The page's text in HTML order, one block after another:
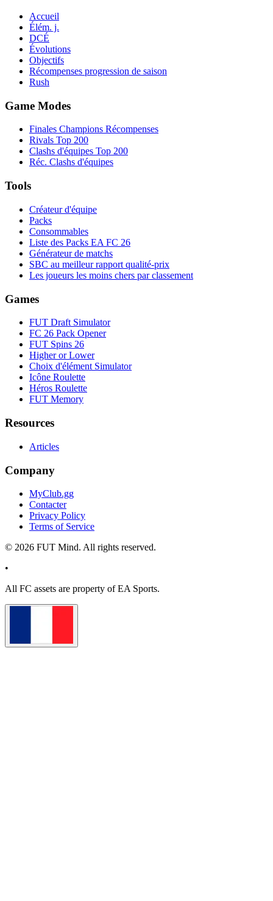
Accueil
Élém. j.
DCÉ
Évolutions
Objectifs
Récompenses progression de saison
Rush
Game Modes
Finales Champions Récompenses
Rivals Top 200
Clashs d'équipes Top 200
Réc. Clashs d'équipes
Tools
Créateur d'équipe
Packs
Consommables
Liste des Packs EA FC 26
Générateur de matchs
SBC au meilleur rapport qualité-prix
Les joueurs les moins chers par classement
Games
FUT Draft Simulator
FC 26 Pack Opener
FUT Spins 26
Higher or Lower
Choix d'élément Simulator
Icône Roulette
Héros Roulette
FUT Memory
Resources
Articles
Company
MyClub.gg
Contacter
Privacy Policy
Terms of Service
© 2026 FUT Mind. All rights reserved.
•
All FC assets are property of EA Sports.